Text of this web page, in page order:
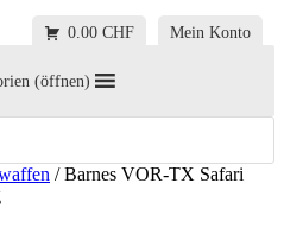
0.00 CHF Mein Konto
(öffnen)
/ Barnes VOR-TX Safari